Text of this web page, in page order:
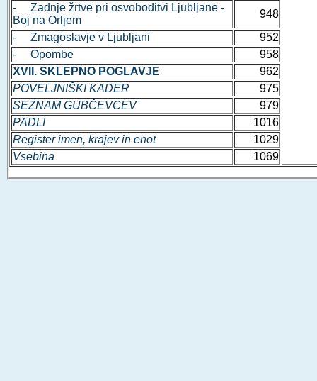
- Zadnje žrtve pri osvoboditvi Ljubljane -
Boj na Orljem
948
- Zmagoslavje v Ljubljani
952
- Opombe
958
XVII. SKLEPNO POGLAVJE
962
POVELJNIŠKI KADER
975
SEZNAM GUBČEVCEV
979
PADLI
1016
Register imen, krajev in enot
1029
Vsebina
1069